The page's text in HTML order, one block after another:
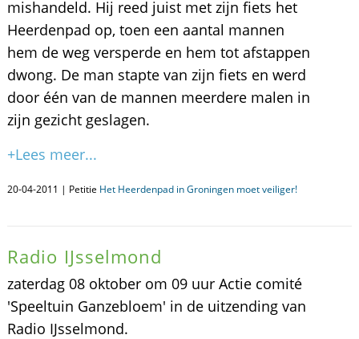
mishandeld. Hij reed juist met zijn fiets het
Heerdenpad op, toen een aantal mannen
hem de weg versperde en hem tot afstappen
dwong. De man stapte van zijn fiets en werd
door één van de mannen meerdere malen in
zijn gezicht geslagen.
+Lees meer...
20-04-2011 | Petitie Het Heerdenpad in Groningen moet veiliger!
Radio IJsselmond
zaterdag 08 oktober om 09 uur Actie comité
'Speeltuin Ganzebloem' in de uitzending van
Radio IJsselmond.